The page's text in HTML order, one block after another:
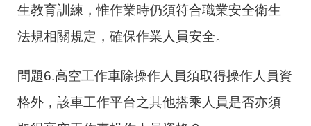
生教育訓練，惟作業時仍須符合職業安全衛生
法規相關規定，確保作業人員安全。
問題6.高空工作車除操作人員須取得操作人員資
格外，該車工作平台之其他搭乘人員是否亦須